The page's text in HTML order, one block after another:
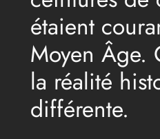
étaient
Moyen Âge.
la réalité
différente.